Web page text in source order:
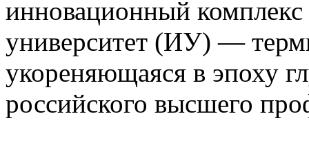
инновационный
университет (ИУ) —
укореняющаяся в эпоху
российского высшего